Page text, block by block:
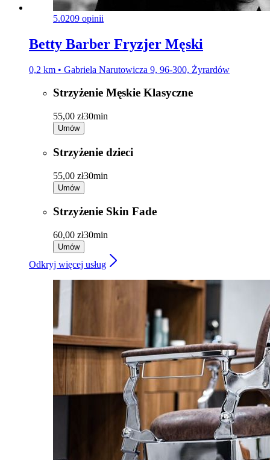
5.0209 opinii
Betty Barber Fryzjer Męski
0,2 km • Gabriela Narutowicza 9, 96-300, Żyrardów
Strzyżenie Męskie Klasyczne
55,00 zł30min
Umów
Strzyżenie dzieci
55,00 zł30min
Umów
Strzyżenie Skin Fade
60,00 zł30min
Umów
Odkryj więcej usług